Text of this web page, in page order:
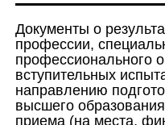
Документы о
профессии,
профессионального
вступительных
направлению
высшего
приема (на места,